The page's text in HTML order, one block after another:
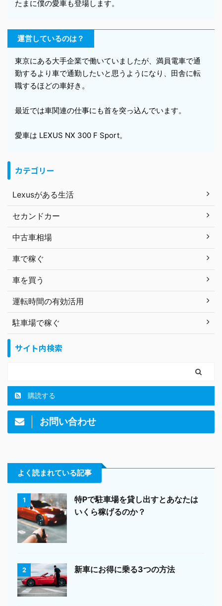
たまに僕の愛車も登場します。
運営しているのは？
東京にある大手企業で働いていましたが、満員電車で通
勤するより車で通勤したいと思うようになり、田舎に転
職するほどの車好き。
最近では車関連の仕事にも首を突っ込んでいます。
愛車は LEXUS NX 300 F Sport。
カテゴリー
Lexusがある生活
セカンドカー
中古車相場
車で稼ぐ
車を買う
運転時間の有効活用
駐車場で稼ぐ
サイト内検索
購読する
お問い合わせ
よく読まれている記事
1
特Pで駐車場を貸し出すとあなたは
いくら稼げるのか？
2 新車にお得に乗る3つの方法